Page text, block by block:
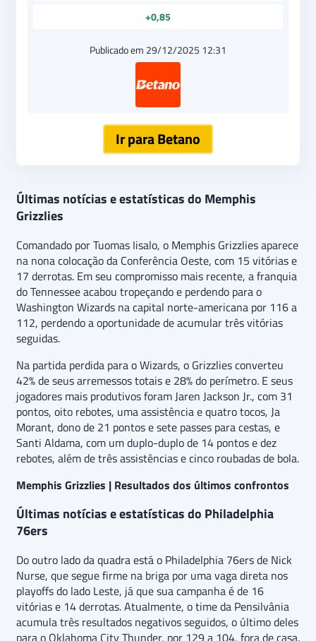
+0,85
Publicado em 29/12/2025 12:31
Ir para Betano
Últimas notícias e estatísticas do Memphis
Grizzlies
Comandado por Tuomas Iisalo, o Memphis Grizzlies aparece
na nona colocação da Conferência Oeste, com 15 vitórias e
17 derrotas. Em seu compromisso mais recente, a franquia
do Tennessee acabou tropeçando e perdendo para o
Washington Wizards na capital norte-americana por 116 a
112, perdendo a oportunidade de acumular três vitórias
seguidas.
Na partida perdida para o Wizards, o Grizzlies converteu
42% de seus arremessos totais e 28% do perímetro. E seus
jogadores mais produtivos foram Jaren Jackson Jr., com 31
pontos, oito rebotes, uma assistência e quatro tocos, Ja
Morant, dono de 21 pontos e sete passes para cestas, e
Santi Aldama, com um duplo-duplo de 14 pontos e dez
rebotes, além de três assistências e cinco roubadas de bola.
Memphis Grizzlies | Resultados dos últimos confrontos
Últimas notícias e estatísticas do Philadelphia
76ers
Do outro lado da quadra está o Philadelphia 76ers de Nick
Nurse, que segue firme na briga por uma vaga direta nos
playoffs do lado Leste, já que sua campanha é de 16
vitórias e 14 derrotas. Atualmente, o time da Pensilvânia
acumula três resultados negativos seguidos, o último deles
para o Oklahoma City Thunder, por 129 a 104, fora de casa.